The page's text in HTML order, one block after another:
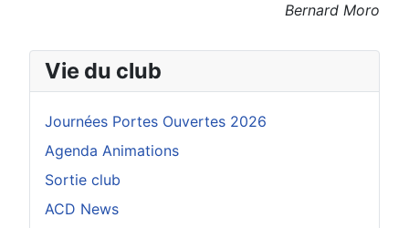
Vie du club
Journées Portes Ouvertes 2026
Agenda Animations
Sortie club
ACD News
Bernard Moro